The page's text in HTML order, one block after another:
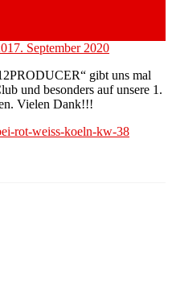
17. September 2020
gibt uns mal
und besonders auf unsere 1.
Vielen Dank!!!
rot-weiss-koeln-kw-38